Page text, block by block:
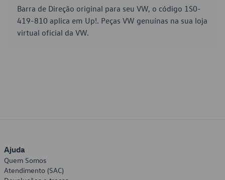
Barra de Direção original para seu VW, o código 1S0-
419-810 aplica em Up!. Peças VW genuínas na sua loja
virtual oficial da VW.
Ajuda
Quem Somos
Atendimento (SAC)